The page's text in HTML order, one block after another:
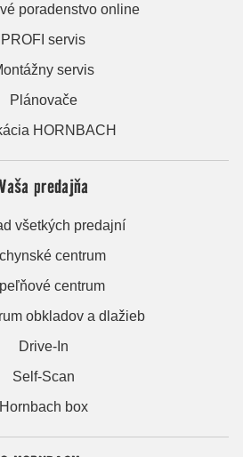
poradenstvo online
PROFI servis
servis
Plánovače
HORNBACH
predajňa
všetkých predajní
centrum
centrum
obkladov a dlažieb
Drive-In
Self-Scan
Hornbach box